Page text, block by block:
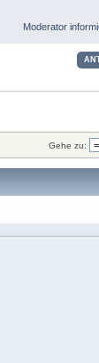
Moderator
Gehe zu: